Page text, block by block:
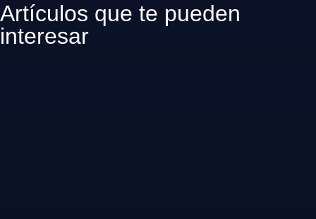
Artículos que te pueden
interesar